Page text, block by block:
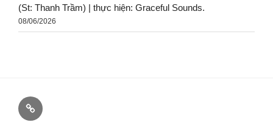
(St: Thanh Trầm) | thực hiện: Graceful Sounds.
08/06/2026